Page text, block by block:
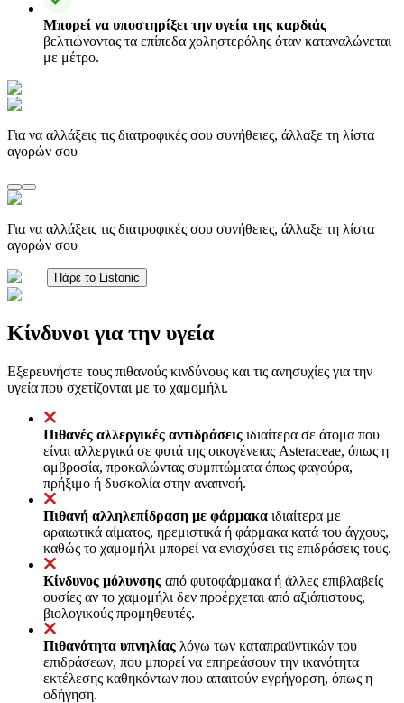
Μπορεί να υποστηρίξει την υγεία της καρδιάς
βελτιώνοντας τα επίπεδα χοληστερόλης όταν καταναλώνεται
με μέτρο.
Για να αλλάξεις τις διατροφικές σου συνήθειες, άλλαξε τη λίστα
αγορών σου
Για να αλλάξεις τις διατροφικές σου συνήθειες, άλλαξε τη λίστα
αγορών σου
Πάρε το Listonic
Κίνδυνοι για την υγεία
Εξερευνήστε τους πιθανούς κινδύνους και τις ανησυχίες για την
υγεία που σχετίζονται με το χαμομήλι.
Πιθανές αλλεργικές αντιδράσεις ιδιαίτερα σε άτομα που
είναι αλλεργικά σε φυτά της οικογένειας Asteraceae, όπως η
αμβροσία, προκαλώντας συμπτώματα όπως φαγούρα,
πρήξιμο ή δυσκολία στην αναπνοή.
Πιθανή αλληλεπίδραση με φάρμακα ιδιαίτερα με
αραιωτικά αίματος, ηρεμιστικά ή φάρμακα κατά του άγχους,
καθώς το χαμομήλι μπορεί να ενισχύσει τις επιδράσεις τους.
Κίνδυνος μόλυνσης από φυτοφάρμακα ή άλλες επιβλαβείς
ουσίες αν το χαμομήλι δεν προέρχεται από αξιόπιστους,
βιολογικούς προμηθευτές.
Πιθανότητα υπνηλίας λόγω των καταπραϋντικών του
επιδράσεων, που μπορεί να επηρεάσουν την ικανότητα
εκτέλεσης καθηκόντων που απαιτούν εγρήγορση, όπως η
οδήγηση.